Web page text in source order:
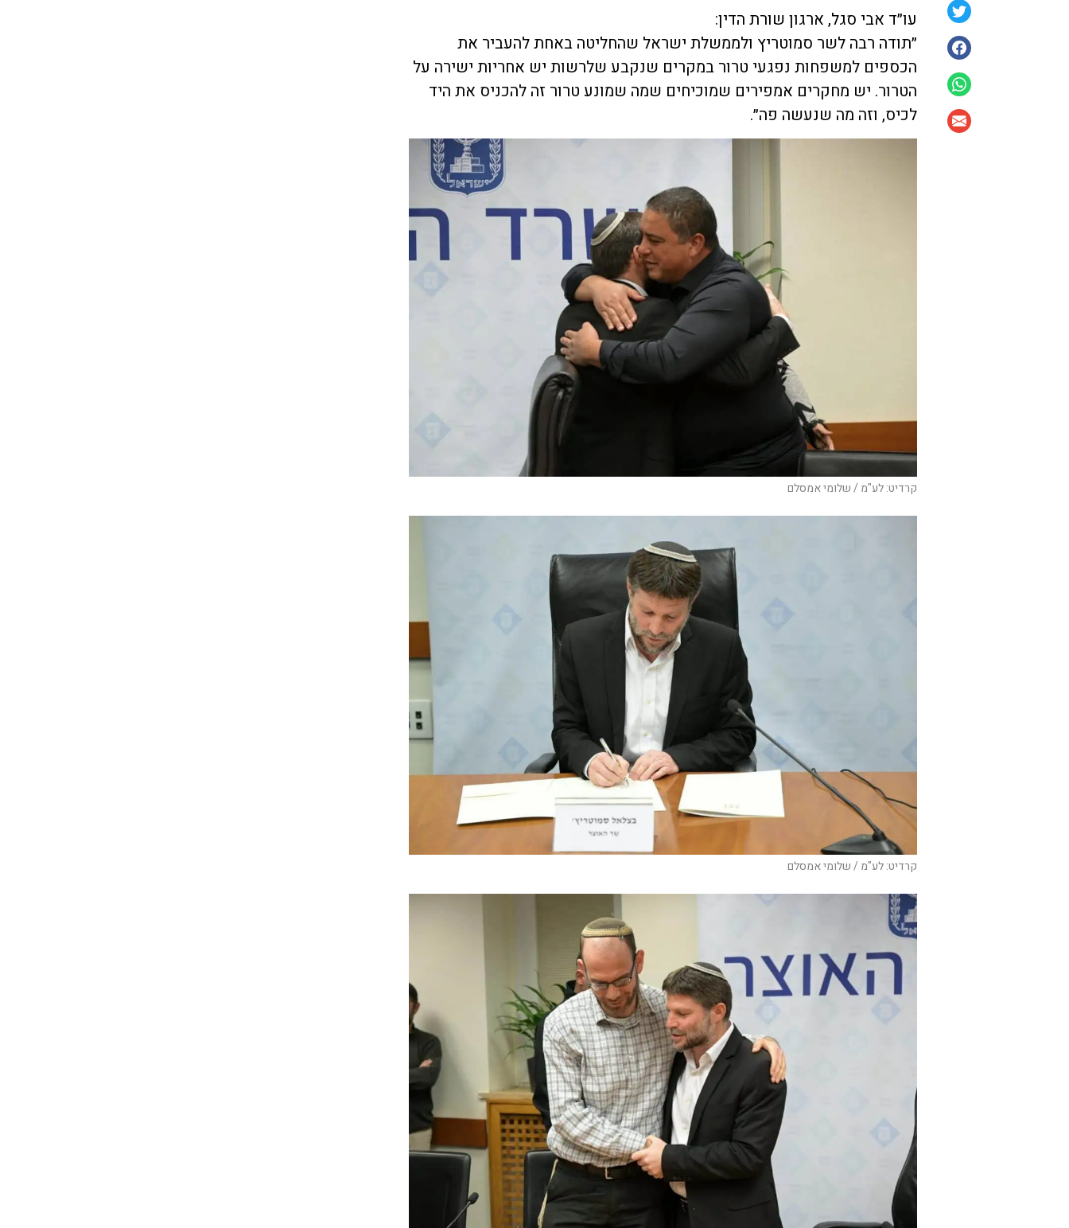
עו״ד אבי סגל, ארגון שורת הדין:
״תודה רבה לשר סמוטריץ ולממשלת ישראל שהחליטה באחת להעביר את
הכספים למשפחות נפגעי טרור במקרים שנקבע שלרשות יש אחריות ישירה על
הטרור. יש מחקרים אמפירים שמוכיחים שמה שמונע טרור זה להכניס את היד
לכיס, וזה מה שנעשה פה״.
קרדיט: לע"מ / שלומי אמסלם
קרדיט: לע"מ / שלומי אמסלם